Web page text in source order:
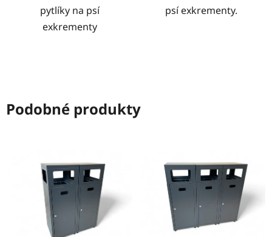
pytlíky na psí
exkrementy
psí exkrementy.
Podobné produkty